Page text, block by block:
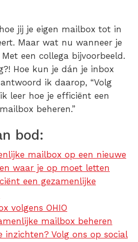
jij je eigen mailbox tot in
Maar wat nu wanneer je
een collega bijvoorbeeld.
Hoe kun je dán je inbox
antwoord ik daarop, “Volg
leer hoe je efficiënt een
beheren.”
bod:
mailbox op een nieuwe
waar je op moet letten
een gezamenlijke
volgens OHIO
mailbox beheren
inzichten? Volg ons op social